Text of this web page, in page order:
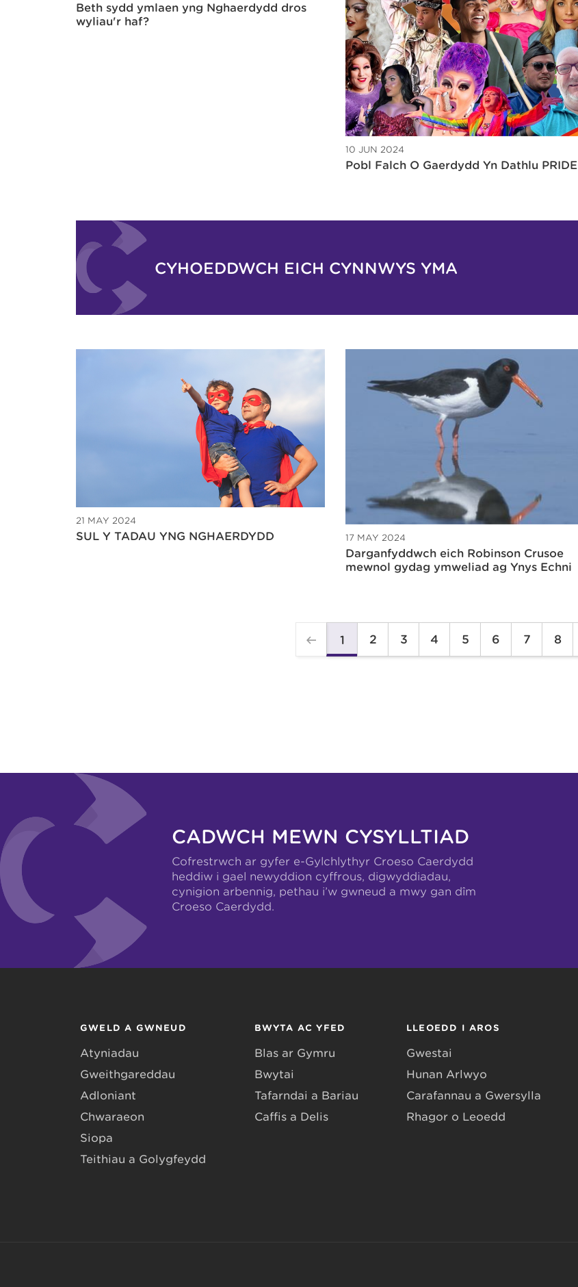
Beth sydd ymlaen yng Nghaerdydd dros
wyliau'r haf?
10 JUN 2024
Pobl Falch O Gaerdydd Yn Dathlu PRIDE
CYHOEDDWCH EICH CYNNWYS YMA
21 MAY 2024
SUL Y TADAU YNG NGHAERDYDD 17 MAY 2024
Darganfyddwch eich Robinson Crusoe
mewnol gydag ymweliad ag Ynys Echni
1 2 3 4 5 6 7 8
CADWCH MEWN CYSYLLTIAD
Cofrestrwch ar gyfer e-Gylchlythyr Croeso Caerdydd
heddiw i gael newyddion cyffrous, digwyddiadau,
cynigion arbennig, pethau i’w gwneud a mwy gan dîm
Croeso Caerdydd.
GWELD A GWNEUD
Atyniadau
Gweithgareddau
Adloniant
Chwaraeon
Siopa
Teithiau a Golygfeydd
BWYTA AC YFED
Blas ar Gymru
Bwytai
Tafarndai a Bariau
Caffis a Delis
LLEOEDD I AROS
Gwestai
Hunan Arlwyo
Carafannau a Gwersylla
Rhagor o Leoedd